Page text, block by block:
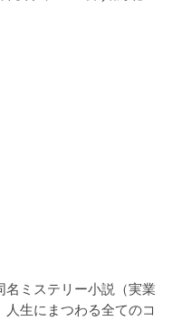
ミステリー小説（実業
生にまつわる全てのコ